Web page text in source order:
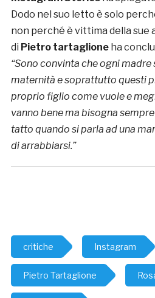
Dodo nel suo letto è solo
non perché è vittima della sue
di Pietro tartaglione ha
“Sono convinta che ogni madre
maternità e soprattutto questi
proprio figlio come vuole e
vanno bene ma bisogna
tatto quando si parla ad una
di arrabbiarsi.”
critiche Instagram
Pietro Tartaglione